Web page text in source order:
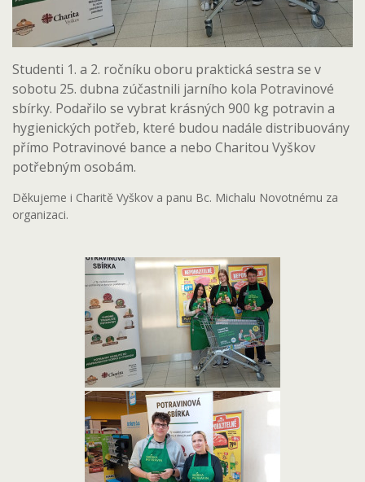
Studenti 1. a 2. ročníku oboru praktická sestra se v
sobotu 25. dubna zúčastnili jarního kola Potravinové
sbírky. Podařilo se vybrat krásných 900 kg potravin a
hygienických potřeb, které budou nadále distribuovány
přímo Potravinové bance a nebo Charitou Vyškov
potřebným osobám.
Děkujeme i Charitě Vyškov a panu Bc. Michalu Novotnému za
organizaci.